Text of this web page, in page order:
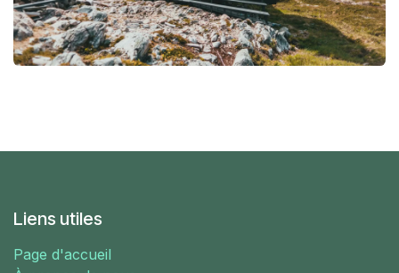
Liens utiles
Page d'accueil